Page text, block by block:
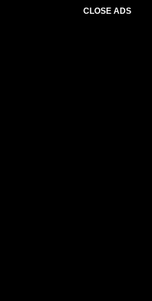
CLOSE ADS